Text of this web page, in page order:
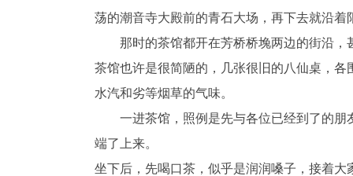
荡的潮音寺大殿前的青石大场，再下去就沿
那时的茶馆都开在芳桥桥堍两边的街沿，
茶馆也许是很简陋的，几张很旧的八仙桌，
水汽和劣等烟草的气味。
一进茶馆，照例是先与各位已经到了的朋
端了上来。
坐下后，先喝口茶，似乎是润润嗓子，接着